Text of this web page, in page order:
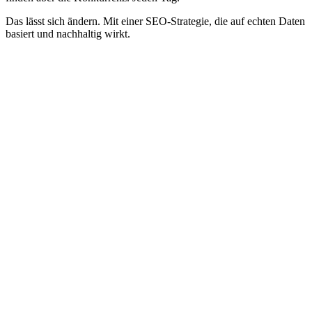
Das lässt sich ändern. Mit einer SEO-Strategie, die auf echten Daten
basiert und nachhaltig wirkt.